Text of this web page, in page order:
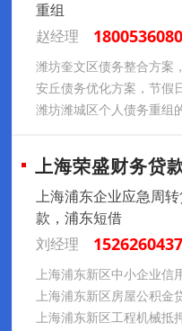
重组
赵经理
潍坊奎文区债务整合方案
安丘债务优化方案，节假
上海荣盛财务贷
上海浦东企业应急周
款，浦东短借
刘经理
上海浦东新区中小企业信
上海浦东新区房屋公积金
上海浦东新区工程机械抵